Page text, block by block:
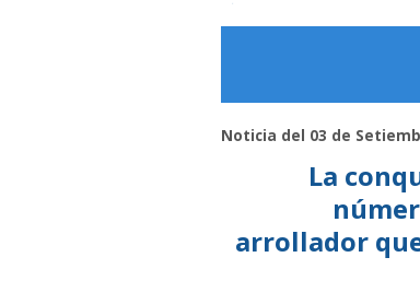
Noticia del 03 de
La
arrollador